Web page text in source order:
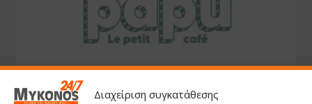
Διαχείριση συγκατάθεσης